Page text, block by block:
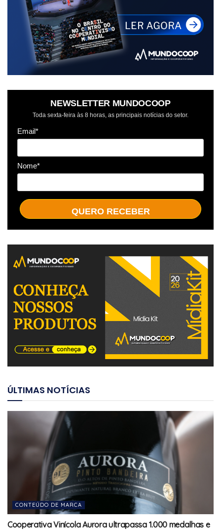
NEWSLETTER MUNDOCOOP
Toda sexta-feira às 8 horas, as principais notícias do setor.
Email*
Nome*
QUERO RECEBER
ÚLTIMAS NOTÍCIAS
CONTEÚDO DE MARCA
Cooperativa Vinícola Aurora ultrapassa 1.000 medalhas e